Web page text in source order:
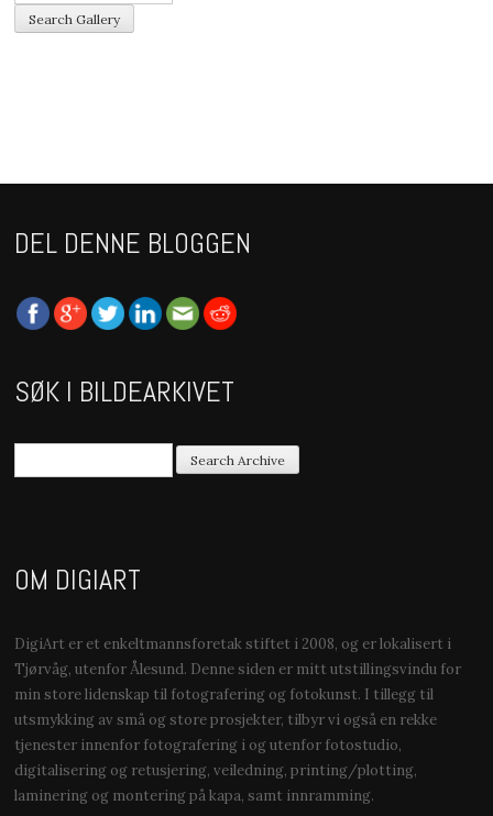
DEL DENNE BLOGGEN
SØK I BILDEARKIVET
OM DIGIART
DigiArt er et enkeltmannsforetak stiftet i 2008, og er lokalisert i
Tjørvåg, utenfor Ålesund. Denne siden er mitt utstillingsvindu for
min store lidenskap til fotografering og fotokunst. I tillegg til
utsmykking av små og store prosjekter, tilbyr vi også en rekke
tjenester innenfor fotografering i og utenfor fotostudio,
digitalisering og retusjering, veiledning, printing/plotting,
laminering og montering på kapa, samt innramming.